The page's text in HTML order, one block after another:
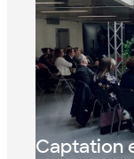
Captation